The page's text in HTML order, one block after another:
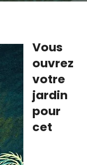
Vous
ouvrez
votre
jardin
pour
cet